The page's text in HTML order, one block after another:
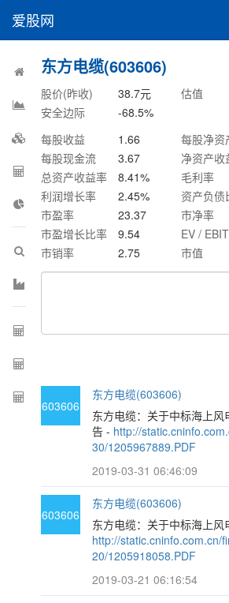
爱股网
东方电缆(603606)
股价(昨收) 38.7元 估值
安全边际
-68.5%
每股收益
1.66 每股净资
每股现金流
3.67 净资产收
总资产收益率
8.41% 毛利率
利润增长率
2.45% 资产负债
市盈率
23.37 市净率
市盈增长比率
9.54 EV / EBIT
市销率
2.75 市值
603606
东方电缆(603606)
东方电缆：关于中标海上
告 - http://
30/1205967889.PDF
2019-03-31 06:46:09
603606
东方电缆(603606)
东方电缆：关于中标海上
http://static.cninfo.com.cn/
20/1205918058.PDF
2019-03-21 06:16:54